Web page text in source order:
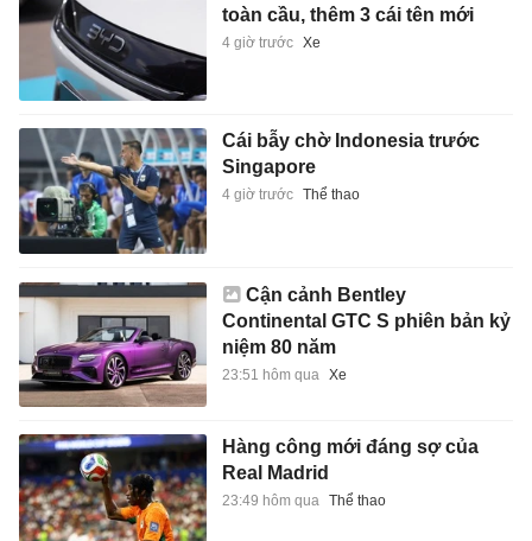
toàn cầu, thêm 3 cái tên mới
4 giờ trước Xe
Cái bẫy chờ Indonesia trước
Singapore
4 giờ trước Thể thao
Cận cảnh Bentley
Continental GTC S phiên bản kỷ
niệm 80 năm
23:51 hôm qua Xe
Hàng công mới đáng sợ của
Real Madrid
23:49 hôm qua Thể thao